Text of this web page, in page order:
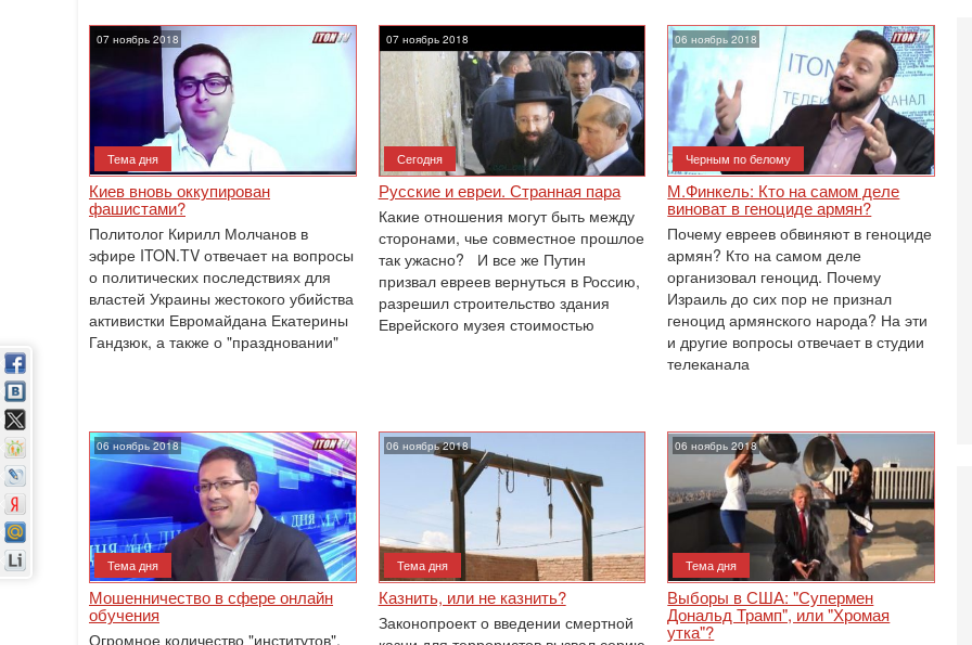
07 ноябрь 2018
Тема дня
Киев вновь оккупирован
фашистами?
Политолог Кирилл Молчанов в
эфире ITON.TV отвечает на вопросы
о политических последствиях для
властей Украины жестокого убийства
активистки Евромайдана Екатерины
Гандзюк, а также о "праздновании"
07 ноябрь 2018
Сегодня
Русские и евреи. Странная пара
Какие отношения могут быть между
сторонами, чье совместное прошлое
так ужасно? И все же Путин
призвал евреев вернуться в Россию,
разрешил строительство здания
Еврейского музея стоимостью
06 ноябрь 2018
Черным по белому
М.Финкель: Кто на самом деле
виноват в геноциде армян?
Почему евреев обвиняют в геноциде
армян? Кто на самом деле
организовал геноцид. Почему
Израиль до сих пор не признал
геноцид армянского народа? На эти
и другие вопросы отвечает в студии
телеканала
06 ноябрь 2018
Тема дня
Мошенничество в сфере онлайн
обучения
Огромное количество "институтов",
06 ноябрь 2018
Тема дня
Казнить, или не казнить?
Законопроект о введении смертной
06 ноябрь 2018
Тема дня
Выборы в США: "Супермен
Дональд Трамп", или "Хромая
утка"?